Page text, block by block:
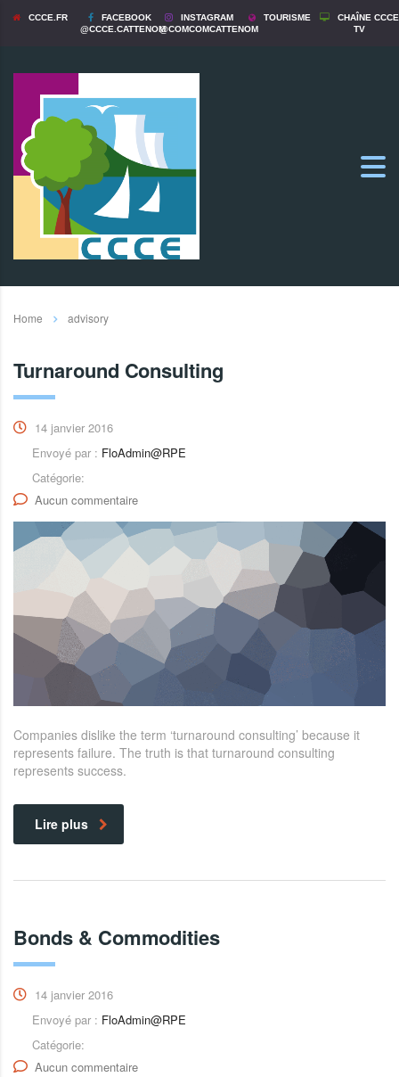
CCCE.FR
FACEBOOK
@CCCE.CATTENOM
INSTAGRAM
@COMCOMCATTENOM
TOURISME
CHAÎNE CCCE
TV
Home advisory
Turnaround Consulting
14 janvier 2016
Envoyé par : FloAdmin@RPE
Catégorie:
Aucun commentaire
Companies dislike the term ‘turnaround consulting’ because it
represents failure. The truth is that turnaround consulting
represents success.
Lire plus
Bonds & Commodities
14 janvier 2016
Envoyé par : FloAdmin@RPE
Catégorie:
Aucun commentaire